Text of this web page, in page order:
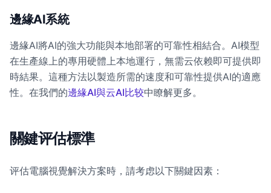
邊緣AI系統
邊緣AI將AI的強大功能與本地部署的可靠性相結合。AI模型
在生產線上的專用硬體上本地運行，無需云依赖即可提供即
時結果。這種方法以製造所需的速度和可靠性提供AI的適應
性。在我們的邊緣AI與云AI比较中瞭解更多。
關鍵评估標準
评估電腦視覺解決方案時，請考虑以下關鍵因素：